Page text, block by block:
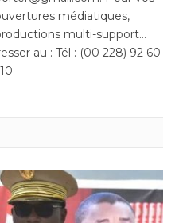
médiatiques,
multi-support…
au : Tél : (00 228) 92 60